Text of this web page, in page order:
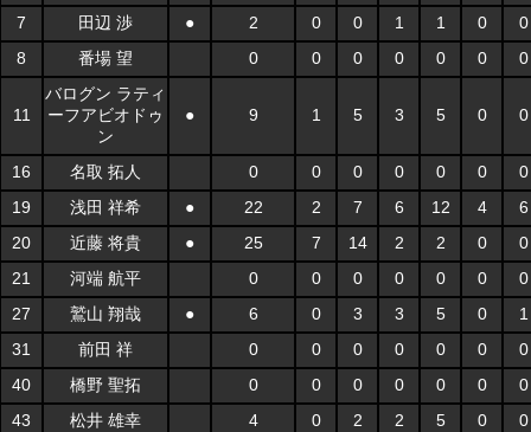
7
田辺 渉 ● 2 0 0 1 1 0
0
8
番場 望 0 0 0 0 0 0 0
11
バログン ラティ
ーフアビオドゥ
ン
● 9 1 5 3 5 0 0
16 名取 拓人 0 0 0 0 0 0
0
19
浅田 祥希 ● 22 2 7 6 12 4
6
20
近藤 将貴 ● 25 7 14 2 2 0
0
21
河端 航平 0 0 0 0 0 0
0
27
鷲山 翔哉 ● 6 0 3 3 5 0
1
31
前田 祥 0 0 0 0 0 0
0
40
橋野 聖拓 0 0 0 0 0 0
0
43
松井 雄幸 4 0 2 2 5 0
0